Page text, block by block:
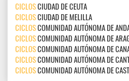
CICLOSCIUDAD DE CEUTA
CICLOSCIUDAD DE MELILLA
CICLOSCOMUNIDAD AUTÓNOMA DE
CICLOSCOMUNIDAD AUTÓNOMA DE
CICLOSCOMUNIDAD AUTÓNOMA DE
CICLOSCOMUNIDAD AUTÓNOMA DE
CICLOSCOMUNIDAD AUTÓNOMA DE